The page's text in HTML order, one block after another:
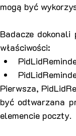
mogą być
Badacze
właściwości:
Pierwsza,
być odtwarzana
elemencie poczty.